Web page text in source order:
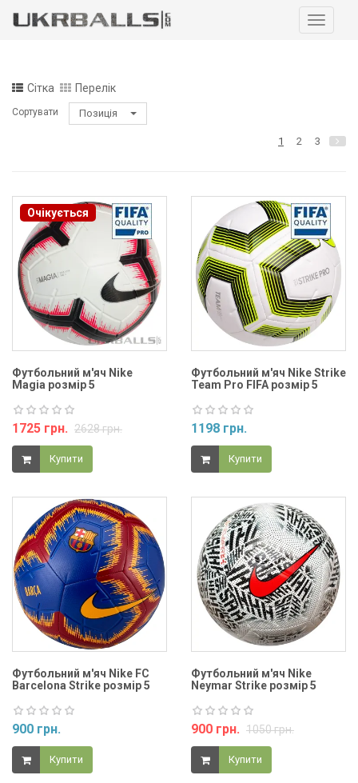
Сітка Перелік
Сортувати Позиція
1 2 3
Очікується
Футбольний м'яч Nike
Magia розмір 5
1725 грн. 2628 грн.
Купити
Футбольний м'яч Nike Strike
Team Pro FIFA розмір 5
1198 грн.
Купити
Футбольний м'яч Nike FC
Barcelona Strike розмір 5
900 грн.
Купити
Футбольний м'яч Nike
Neymar Strike розмір 5
900 грн. 1050 грн.
Купити